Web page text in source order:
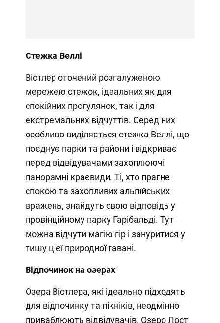
Стежка Веллі
Вістлер оточений розгалуженою
мережею стежок, ідеальних як для
спокійних прогулянок, так і для
екстремальних відчуттів. Серед них
особливо виділяється стежка Веллі, що
поєднує парки та райони і відкриває
перед відвідувачами захоплюючі
панорамні краєвиди. Ті, хто прагне
спокою та захопливих альпійських
вражень, знайдуть свою відповідь у
провінційному парку Гарібальді. Тут
можна відчути магію гір і зануритися у
тишу цієї природної гавані.
Відпочинок на озерах
Озера Вістлера, які ідеально підходять
для відпочинку та пікніків, неодмінно
приваблюють відвідувачів. Озеро Лост